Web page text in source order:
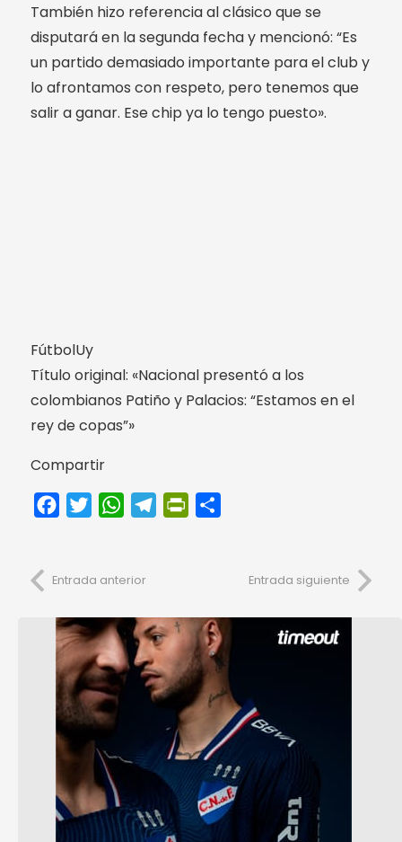
También hizo referencia al clásico que se
disputará en la segunda fecha y mencionó: “Es
un partido demasiado importante para el club y
lo afrontamos con respeto, pero tenemos que
salir a ganar. Ese chip ya lo tengo puesto».
FútbolUy
Título original: «Nacional presentó a los
colombianos Patiño y Palacios: “Estamos en el
rey de copas”»
Compartir
FacebookTwitterWhatsAppTelegramPrintFriendly
Entrada anterior Entrada siguiente